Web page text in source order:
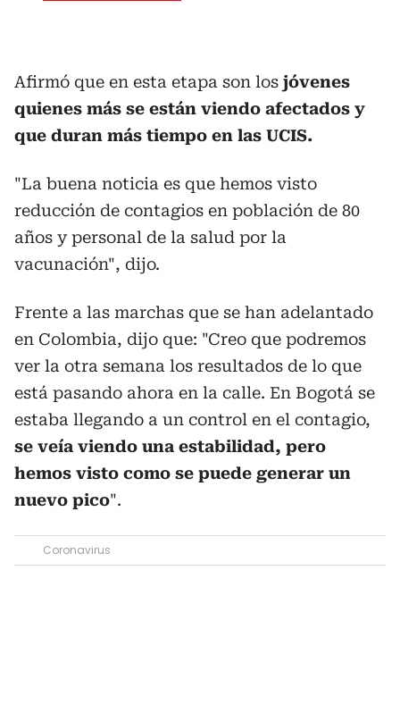
Afirmó que en esta etapa son los jóvenes
quienes más se están viendo afectados y
que duran más tiempo en las UCIS.
"La buena noticia es que hemos visto
reducción de contagios en población de 80
años y personal de la salud por la
vacunación", dijo.
Frente a las marchas que se han adelantado
en Colombia, dijo que: "Creo que podremos
ver la otra semana los resultados de lo que
está pasando ahora en la calle. En Bogotá se
estaba llegando a un control en el contagio,
se veía viendo una estabilidad, pero
hemos visto como se puede generar un
nuevo pico".
Coronavirus